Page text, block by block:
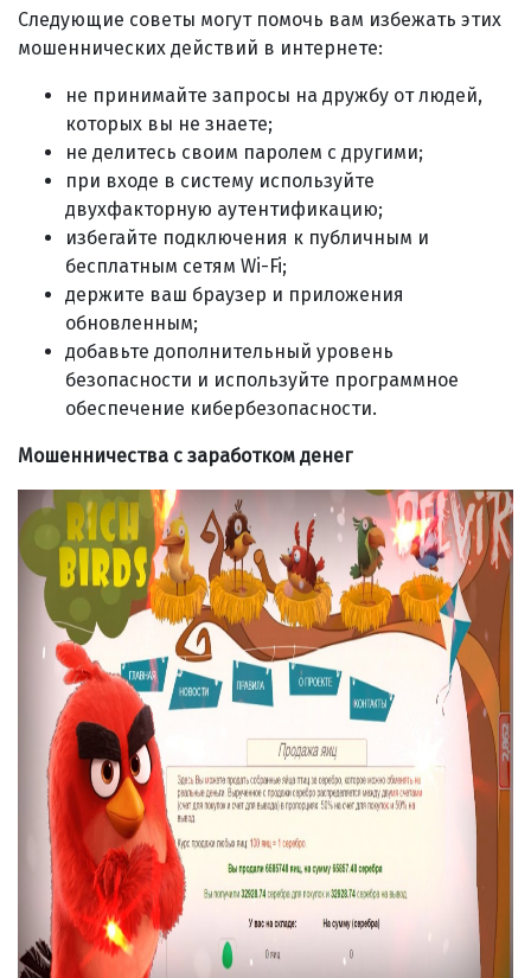
Следующие советы могут помочь вам избежать этих
мошеннических действий в интернете:
не принимайте запросы на дружбу от людей,
которых вы не знаете;
не делитесь своим паролем с другими;
при входе в систему используйте
двухфакторную аутентификацию;
избегайте подключения к публичным и
бесплатным сетям Wi-Fi;
держите ваш браузер и приложения
обновленным;
добавьте дополнительный уровень
безопасности и используйте программное
обеспечение кибербезопасности.
Мошенничества с заработком денег